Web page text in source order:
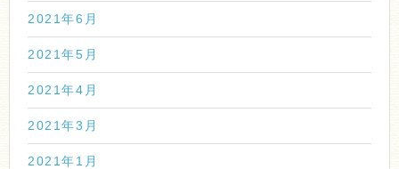
2021年6月
2021年5月
2021年4月
2021年3月
2021年1月